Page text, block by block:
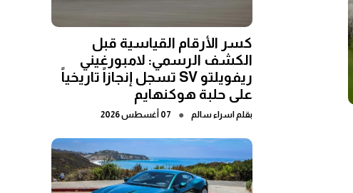
كسر الأرقام القياسية قبل
الكشف الرسمي: لامبورغيني
ريفويلتو SV تسجل إنجازاً تاريخياً
على حلبة هوكنهايم
بقلم اسراء سالم ● 07 أغسطس 2026